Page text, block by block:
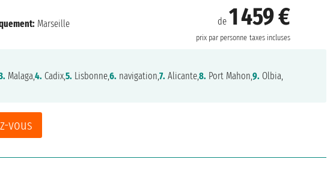
de 1 459 €
prix par personne taxes incluses
vous
Marseille
Malaga,4. Cadix,5. Lisbonne,6. navigation,7. Alicante,8. Port Mahon,9. Olbia,